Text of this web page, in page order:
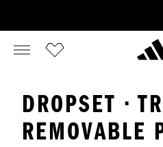
DROPSET ·
REMOVABLE